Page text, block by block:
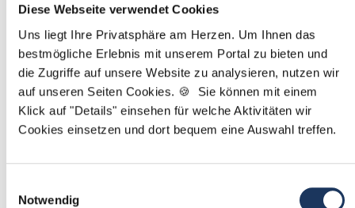
Diese Webseite verwendet Cookies
Uns liegt Ihre Privatsphäre am Herzen. Um Ihnen das
bestmögliche Erlebnis mit unserem Portal zu bieten und
die Zugriffe auf unsere Website zu analysieren, nutzen wir
auf unseren Seiten Cookies. 🍪 Sie können mit einem
Klick auf "Details" einsehen für welche Aktivitäten wir
Cookies einsetzen und dort bequem eine Auswahl treffen.
Notwendig
Schon Stellenanfrage abgesendet?Dann passen Sie hier
Ihre Angaben für die Stellensuche an.